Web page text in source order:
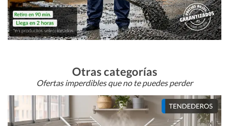
Otras categorías
Ofertas imperdibles que no te puedes perder